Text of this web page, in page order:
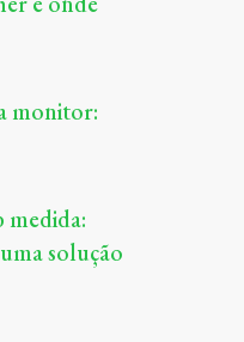
monitor:
medida:
solução